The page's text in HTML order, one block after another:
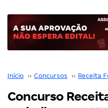
Início ›› Concursos ›› Receita
Concurso